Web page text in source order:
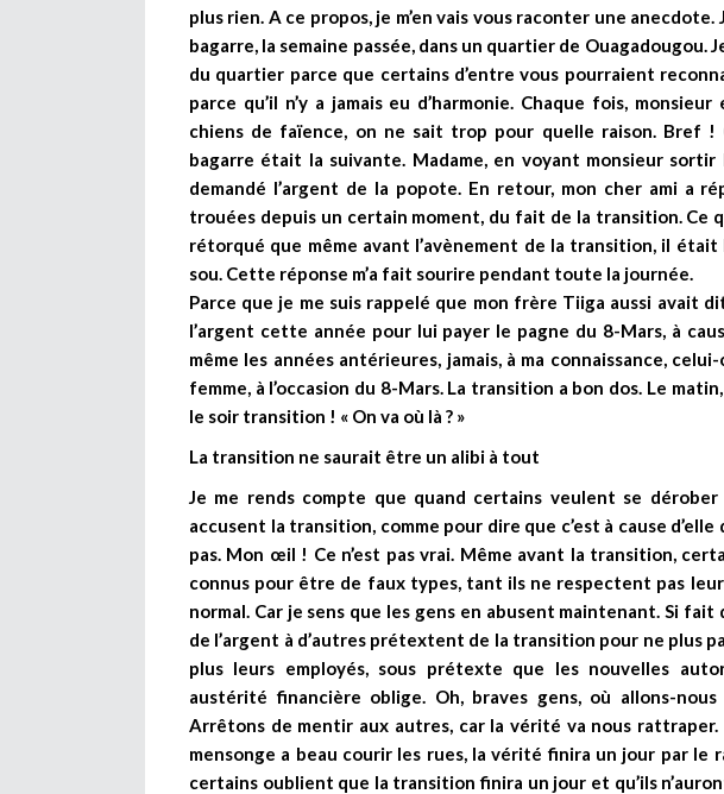
plus rien. A ce propos, je m’en vais vous raconter une anecdote.
bagarre, la semaine passée, dans un quartier de Ouagadougou.
du quartier parce que certains d’entre vous pourraient
parce qu’il n’y a jamais eu d’harmonie. Chaque fois,
chiens de faïence, on ne sait trop pour quelle raison. Bref !
bagarre était la suivante. Madame, en voyant monsieur
demandé l’argent de la popote. En retour, mon cher ami a
trouées depuis un certain moment, du fait de la transition. Ce
rétorqué que même avant l’avènement de la transition, il était
sou. Cette réponse m’a fait sourire pendant toute la journée.
Parce que je me suis rappelé que mon frère Tiiga aussi avait dit
l’argent cette année pour lui payer le pagne du 8-Mars, à
même les années antérieures, jamais, à ma connaissance,
femme, à l’occasion du 8-Mars. La transition a bon dos. Le
le soir transition ! « On va où là ? »
La transition ne saurait être un alibi à tout
Je me rends compte que quand certains veulent se
accusent la transition, comme pour dire que c’est à cause
pas. Mon œil ! Ce n’est pas vrai. Même avant la transition,
connus pour être de faux types, tant ils ne respectent pas
normal. Car je sens que les gens en abusent maintenant. Si
de l’argent à d’autres prétextent de la transition pour ne plus
plus leurs employés, sous prétexte que les nouvelles
austérité financière oblige. Oh, braves gens, où allons-
Arrêtons de mentir aux autres, car la vérité va nous rattraper.
mensonge a beau courir les rues, la vérité finira un jour par le
certains oublient que la transition finira un jour et qu’ils